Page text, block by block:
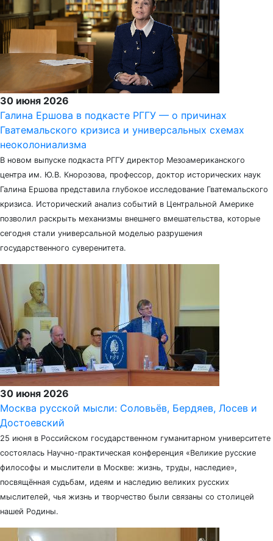
30 июня 2026
Галина Ершова в подкасте РГГУ — о причинах
Гватемальского кризиса и универсальных схемах
неоколониализма
В новом выпуске подкаста РГГУ директор Мезоамериканского
центра им. Ю.В. Кнорозова, профессор, доктор исторических наук
Галина Ершова представила глубокое исследование Гватемальского
кризиса. Исторический анализ событий в Центральной Америке
позволил раскрыть механизмы внешнего вмешательства, которые
сегодня стали универсальной моделью разрушения
государственного суверенитета.
30 июня 2026
Москва русской мысли: Соловьёв, Бердяев, Лосев и
Достоевский
25 июня в Российском государственном гуманитарном университете
состоялась Научно-практическая конференция «Великие русские
философы и мыслители в Москве: жизнь, труды, наследие»,
посвящённая судьбам, идеям и наследию великих русских
мыслителей, чья жизнь и творчество были связаны со столицей
нашей Родины.